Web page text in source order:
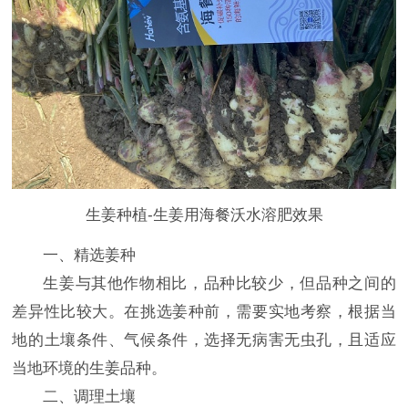
生姜种植-生姜用海餐沃水溶肥效果
一、精选姜种
生姜与其他作物相比，品种比较少，但品种之间的
差异性比较大。在挑选姜种前，需要实地考察，根据当
地的土壤条件、气候条件，选择无病害无虫孔，且适应
当地环境的生姜品种。
二、调理土壤